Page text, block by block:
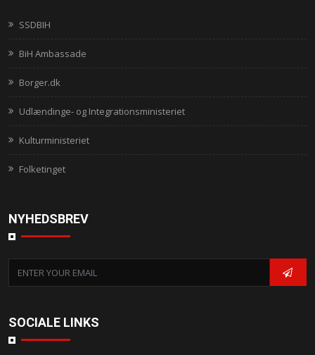
SSDBIH
BiH Ambassade
Borger.dk
Udlændinge- og Integrationsministeriet
Kulturministeriet
Folketinget
NYHEDSBREV
SOCIALE LINKS